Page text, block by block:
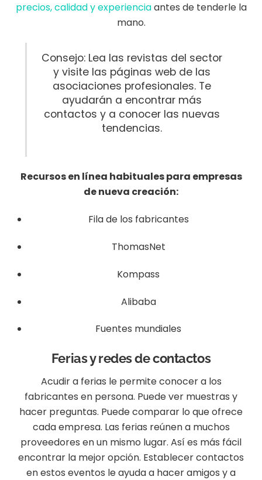
precios, calidad y experienciaantes de tenderle la
mano.
Consejo: Lea las revistas del sector
y visite las páginas web de las
asociaciones profesionales. Te
ayudarán a encontrar más
contactos y a conocer las nuevas
tendencias.
Recursos en línea habituales para empresas
de nueva creación:
Fila de los fabricantes
ThomasNet
Kompass
Alibaba
Fuentes mundiales
Ferias y redes de contactos
Acudir a ferias le permite conocer a los
fabricantes en persona. Puede ver muestras y
hacer preguntas. Puede comparar lo que ofrece
cada empresa. Las ferias reúnen a muchos
proveedores en un mismo lugar. Así es más fácil
encontrar la mejor opción. Establecer contactos
en estos eventos le ayuda a hacer amigos y a